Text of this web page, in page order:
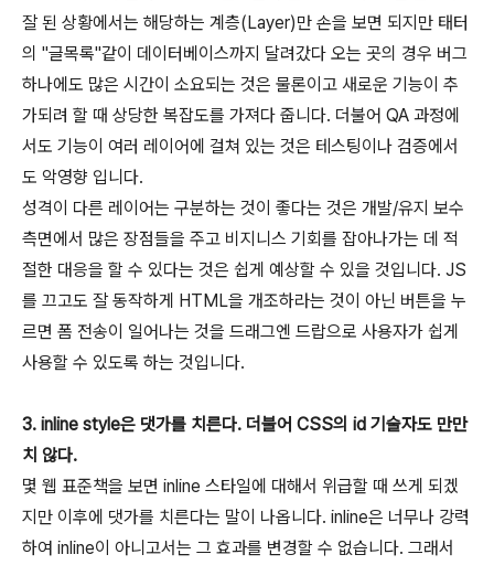
잘 된 상황에서는 해당하는 계층(Layer)만 손을 보면 되지만 태터
의 "글목록"같이 데이터베이스까지 달려갔다 오는 곳의 경우 버그
하나에도 많은 시간이 소요되는 것은 물론이고 새로운 기능이 추
가되려 할 때 상당한 복잡도를 가져다 줍니다. 더불어 QA 과정에
서도 기능이 여러 레이어에 걸쳐 있는 것은 테스팅이나 검증에서
도 악영향 입니다.
성격이 다른 레이어는 구분하는 것이 좋다는 것은 개발/유지 보수
측면에서 많은 장점들을 주고 비지니스 기회를 잡아나가는 데 적
절한 대응을 할 수 있다는 것은 쉽게 예상할 수 있을 것입니다. JS
를 끄고도 잘 동작하게 HTML을 개조하라는 것이 아닌 버튼을 누
르면 폼 전송이 일어나는 것을 드래그엔 드랍으로 사용자가 쉽게
사용할 수 있도록 하는 것입니다.
3. inline style은 댓가를 치른다. 더불어 CSS의 id 기술자도 만만
치 않다.
몇 웹 표준책을 보면 inline 스타일에 대해서 위급할 때 쓰게 되겠
지만 이후에 댓가를 치른다는 말이 나옵니다. inline은 너무나 강력
하여 inline이 아니고서는 그 효과를 변경할 수 없습니다. 그래서